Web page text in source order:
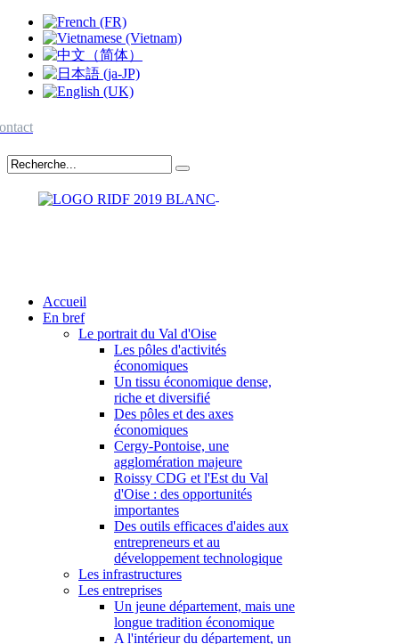
Accueil
En bref
Le portrait du Val d'Oise
Les pôles d'activités
économiques
Un tissu économique dense,
riche et diversifié
Des pôles et des axes
économiques
Cergy-Pontoise, une
agglomération majeure
Roissy CDG et l'Est du Val
d'Oise : des opportunités
importantes
Des outils efficaces d'aides aux
entrepreneurs et au
développement technologique
Les infrastructures
Les entreprises
Un jeune département, mais une
longue tradition économique
A l'intérieur du département, un